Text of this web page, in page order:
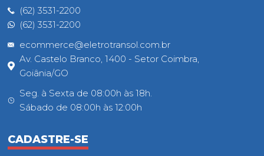
(62) 3531-2200
(62) 3531-2200
ecommerce@eletrotransol.com.br
Av. Castelo Branco, 1400 - Setor Coimbra,
Goiânia/GO
Seg. à Sexta de 08:00h às 18h.
Sábado de 08:00h às 12:00h
CADASTRE-SE